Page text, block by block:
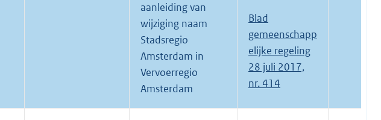
aanleiding van
wijziging naam
Stadsregio
Amsterdam in
Vervoerregio
Amsterdam
Blad
gemeenschapp
elijke regeling
28 juli 2017,
nr. 414